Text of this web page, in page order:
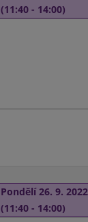
(11:40 - 14:00)
Pondělí 26. 9. 2022
(11:40 - 14:00)